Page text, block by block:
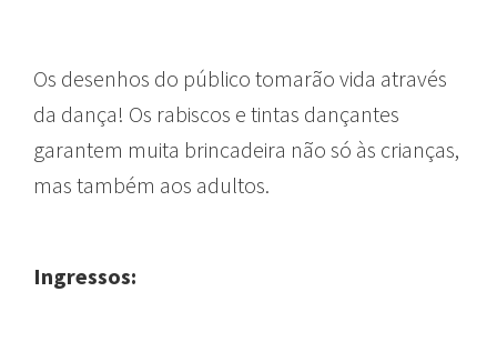
Os desenhos do público tomarão vida através
da dança! Os rabiscos e tintas dançantes
garantem muita brincadeira não só às crianças,
mas também aos adultos.
Ingressos: